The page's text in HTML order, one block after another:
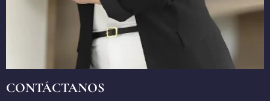
CONTÁCTANOS